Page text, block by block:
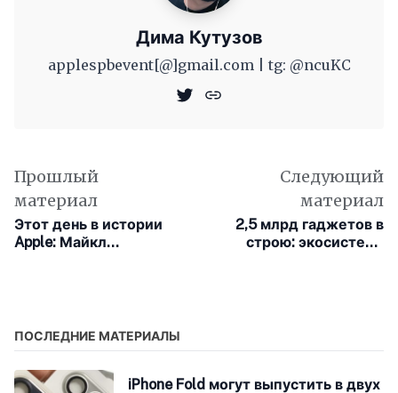
Дима Кутузов
applespbevent[@]gmail.com | tg: @ncuKC
Прошлый
материал
Этот день в истории
Apple: Майкл
Следующий
материал
2,5 млрд гаджетов в
строю: экосистема
ПОСЛЕДНИЕ МАТЕРИАЛЫ
iPhone Fold могут выпустить в двух